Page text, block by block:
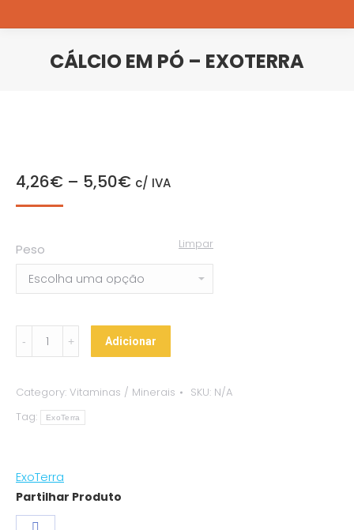
CÁLCIO EM PÓ – EXOTERRA
4,26€ – 5,50€ c/ IVA
Peso Limpar
Cálcio
em
-
ExoTerra
Adicionar
Category: Vitaminas / Minerais SKU: N/A
Tag:
ExoTerra
ExoTerra
Partilhar Produto